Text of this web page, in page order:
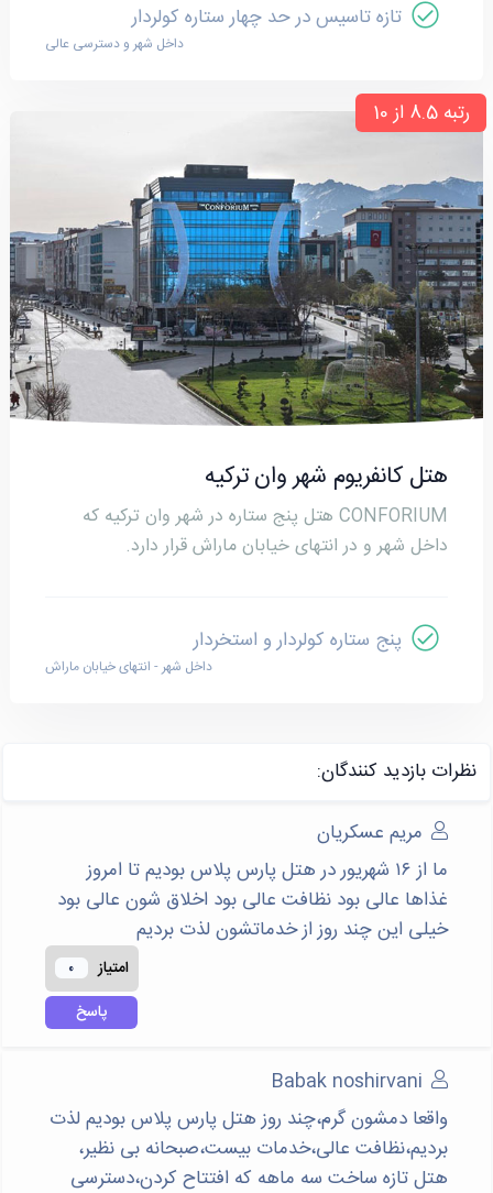
تازه تاسیس در حد چهار ستاره کولردار
داخل شهر و دسترسی عالی
رتبه 8.5 از 10
هتل کانفریوم شهر وان ترکیه
CONFORIUM هتل پنج ستاره در شهر وان ترکیه که
داخل شهر و در انتهای خیابان ماراش قرار دارد.
پنج ستاره کولردار و استخردار
داخل شهر - انتهای خیابان ماراش
نظرات بازديد كنندگان:
مریم عسکریان
ما از ۱۶ شهریور در هتل پارس پلاس بودیم تا امروز
غذاها عالی بود نظافت عالی بود اخلاق شون عالی بود
خیلی این چند روز از خدماتشون لذت بردیم
امتياز 0
پاسخ
Babak noshirvani
واقعا دمشون گرم،چند روز هتل پارس پلاس بودیم لذت
بردیم،نظافت عالی،خدمات بیست،صبحانه بی نظیر،
هتل تازه ساخت سه ماهه که افتتاح کردن،دسترسی